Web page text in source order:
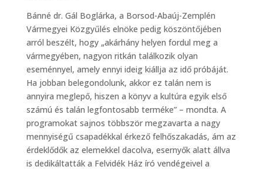
Bánné dr. Gál Boglárka, a Borsod-Abaúj-Zemplén
Vármegyei Közgyűlés elnöke pedig köszöntőjében
arról beszélt, hogy „akárhány helyen fordul meg a
vármegyében, nagyon ritkán találkozik olyan
eseménnyel, amely ennyi ideig kiállja az idő próbáját.
Ha jobban belegondolunk, akkor ez talán nem is
annyira meglepő, hiszen a könyv a kultúra egyik első
számú és talán legfontosabb terméke” – mondta. A
programokat sajnos többször megzavarta a nagy
mennyiségű csapadékkal érkező felhőszakadás, ám az
érdeklődők az elemekkel dacolva, esernyők alatt állva
is dedikáltatták a Felvidék Ház író vendégeivel a